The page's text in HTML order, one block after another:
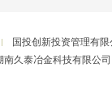
国投创新投资管理有限
南久泰冶金科技有限公司